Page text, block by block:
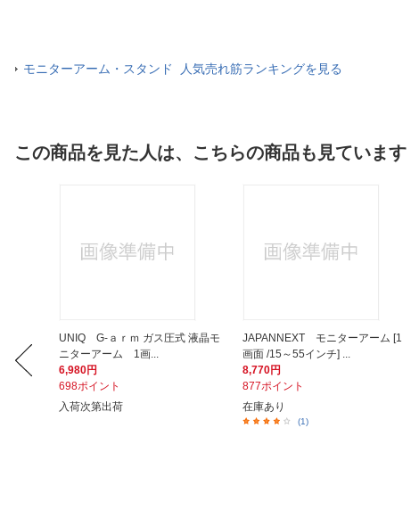
モニターアーム・スタンド 人気売れ筋ランキングを見る
この商品を見た人は、こちらの商品も見ています
UNIQ G-ａｒｍ ガス圧式 液晶モ
ニターアーム 1画...
6,980円
698ポイント
入荷次第出荷
JAPANNEXT モニターアーム [1
画面 /15～55インチ] ...
8,770円
877ポイント
在庫あり
(1)